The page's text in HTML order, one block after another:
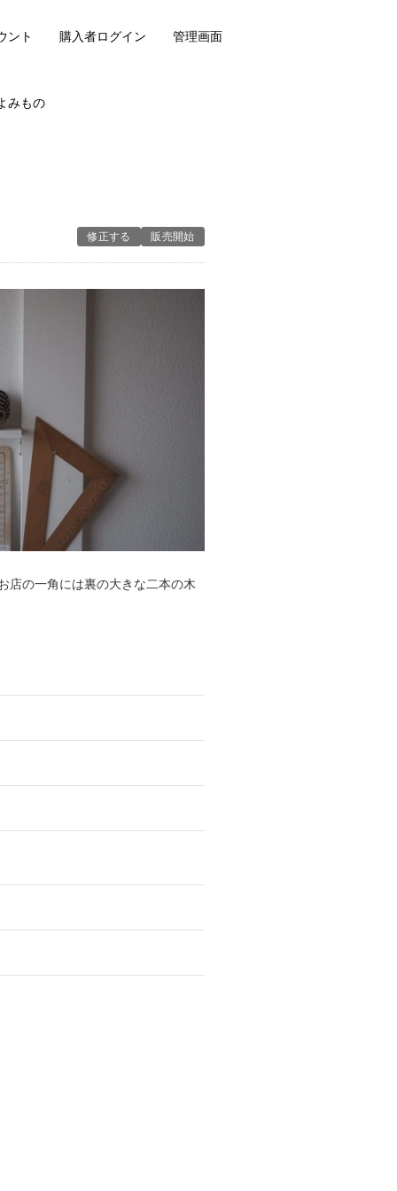
みもの
ント 購入者ログイン 管理画面
修正する 販売開始
店の一角には裏の大きな二本の木